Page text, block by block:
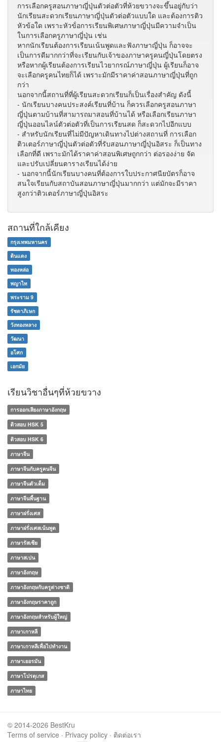
การเลือกครูสอนภาษาญี่ปุ่นตัวต่อตัวที่ห้วยขวางจะขึ้นอยู่กับว่า
นักเรียนสะดวกเรียนภาษาญี่ปุ่นตัวต่อตัวแบบใด และต้องการติว
หัวข้อใด เพราะหัวข้่อการเรียนพิเศษภาษาญี่ปุ่นมีความจำเป็น
ในการเลือกครูภาษาญี่ปุ่น เช่น
หากนักเรียนต้องการเรียนเน้นพูดและฟังภาษาญี่ปุ่น ก็อาจจะ
เป็นการดีมากกว่าที่จะเรียนกับเจ้าของภาษาครูคนญี่ปุ่นโดยตรง
หรือหากผู้เรียนต้องการเรียนไวยากรณ์ภาษาญี่ปุ่น ผู้เรียนก็อาจ
จะเลือกครูคนไทยก็ได้ เพราะมักมีราคาค่าสอนภาษาญี่ปุ่นที่ถูก
กว่า
นอกจากนี้สถานที่ที่ผู้เรียนสะดวกเรียนก็เป็นเรื่องสำคัญ ดังนี้
- นักเรียนบางคนประสงค์เรียนที่บ้าน ก็ควรเลือกครูสอนภาษา
ญี่ปุ่นตามบ้านที่สามารถมาสอนที่บ้านได้ หรือเลือกเรียนภาษา
ญี่ปุ่นออนไลน์ตัวต่อตัวที่เป็นการเรียนสด ก็สะดวกไปอีกแบบ
- สำหรับนักเรียนที่ไม่มีปัญหาเดินทางไปต่างสถานที่ การเลือก
ติวเตอร์ภาษาญี่ปุ่นตัวต่อตัวที่รับสอนภาษาญี่ปุ่นอิสระ ก็เป็นทาง
เลือกที่ดี เพราะมักได้ราคาค่าสอนพิเศษถูกกว่า ต่อรองง่าย จัด
และปรับเปลี่ยนตารางเรียนได้ง่าย
- นอกจากนี้นักเรียนบางคนที่ต้องการใบประกาศนียบัตรก็อาจ
สนใจเรียนกับสถาบันสอนภาษาญี่ปุ่นมากกว่า แต่มักจะมีราคา
สูงกว่าติวเตอร์ภาษาญี่ปุ่นอิสระ
สถานที่ใกล้เคียง
กรุงเทพมหานคร
ดินแดง
ทองหล่อ
พญาไท
พระราม 9
รัชดาภิเษก
วังทองหลาง
วัฒนา
อโศก
เอกมัย
เรียนวิชาอื่นๆที่ห้วยขวาง
การออกเสียงภาษาอังกฤษ
ติวสอบ HSK 5
ติวสอบ HSK 6
ภาษาจีน
ภาษาจีนกับครูคนจีน
ภาษาจีนตัวเต็ม
ภาษาจีนพื้นฐาน
ภาษาฝรั่งเศส
ภาษาฝรั่งเศสเน้นพูด
ภาษารัสเซีย
ภาษาสเปน
ภาษาอังกฤษ
ภาษาอังกฤษกับครูต่างชาติ
ภาษาอังกฤษราคาถูก
ภาษาอังกฤษสำหรับผู้ใหญ่
ภาษาเกาหลี
ภาษาเกาหลีเพื่อไปทำงาน
ภาษาเยอรมัน
ภาษาโปรตุเกส
ภาษาไทย
© 2014-2026 BestKru
Terms of service · Privacy policy · ติดต่อเรา